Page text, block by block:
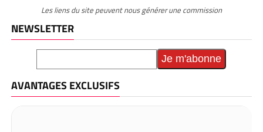
Les liens du site peuvent nous générer une commission
NEWSLETTER
AVANTAGES EXCLUSIFS